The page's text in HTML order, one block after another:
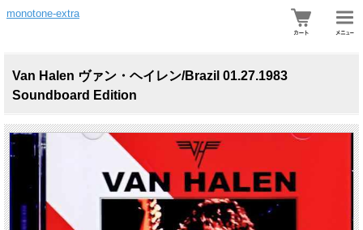
monotone-extra
Van Halen ヴァン・ヘイレン/Brazil 01.27.1983
Soundboard Edition